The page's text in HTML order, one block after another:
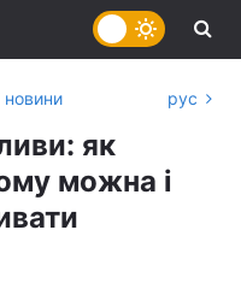
новини рус
як
можна і